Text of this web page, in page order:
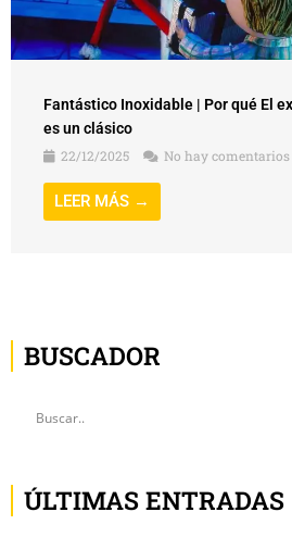
Fantástico Inoxidable | Por qué El
es un clásico
22/12/2025
No hay comentarios
LEER MÁS →
BUSCADOR
ÚLTIMAS ENTRADAS